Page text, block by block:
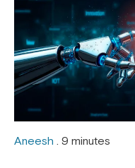
Aneesh . 9 minutes